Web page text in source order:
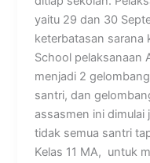
yaitu 29 dan 30
keterbatasan sarana
School pelaksanaan
menjadi 2
santri, dan
assasmen ini dimulai
tidak semua santri
Kelas 11 MA, untuk